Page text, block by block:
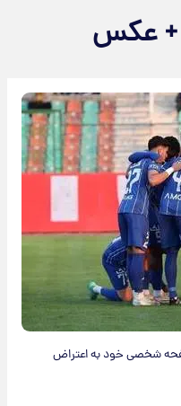
+ عکس
صفحه شخصی خود به اعتراض